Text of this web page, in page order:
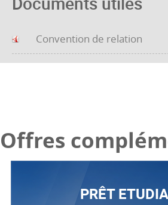
Convention de relation
Offres
PRÊT